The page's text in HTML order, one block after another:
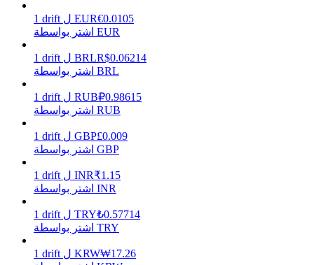
يكسب
خنزير الطاقة
احصل على مكافآت تنافسية يوميًا
1 drift ل EUR€0.0105
اشتر بواسطة EUR
1 drift ل BRLR$0.06214
اشتر بواسطة BRL
1 drift ل RUB₽0.98615
اشتر بواسطة RUB
1 drift ل GBP£0.009
اشتر بواسطة GBP
1 drift ل INR₹1.15
اشتر بواسطة INR
1 drift ل TRY₺0.57714
اشتر بواسطة TRY
1 drift ل KRW₩17.26